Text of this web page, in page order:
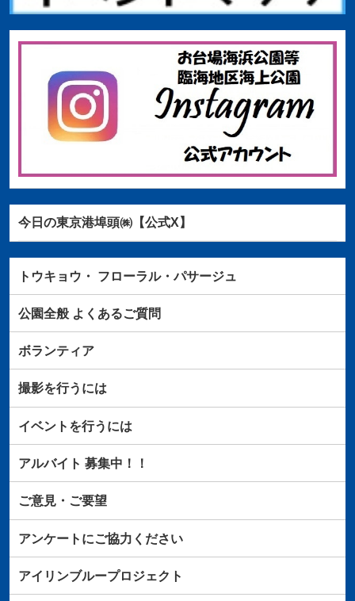
今日の東京港埠頭㈱【公式X】
トウキョウ・ フローラル・パサージュ
公園全般よくあるご質問
ボランティア
撮影を行うには
イベントを行うには
アルバイト 募集中！！
ご意見・ご要望
アンケートにご協力ください
アイリンブループロジェクト